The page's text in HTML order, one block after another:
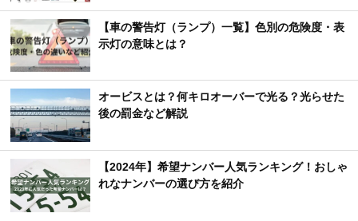
【車の警告灯（ランプ）一覧】色別の危険度・表
示灯の意味とは？
オービスとは？何キロオーバーで光る？光らせた
後の罰金など解説
【2024年】希望ナンバー人気ランキング！おしゃ
れなナンバーの選び方を紹介